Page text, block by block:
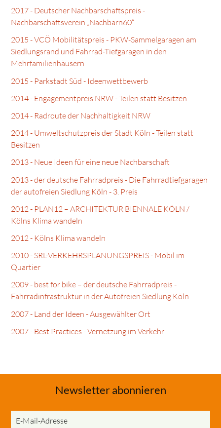
2017 - Deutscher Nachbarschaftspreis -
Nachbarschaftsverein „Nachbarn60“
2015 - VCÖ Mobilitätspreis - PKW-Sammelgaragen am
Siedlungsrand und Fahrrad-Tiefgaragen in den
Mehrfamilienhäusern
2015 - Parkstadt Süd - Ideenwettbewerb
2014 - Engagementpreis NRW - Teilen statt Besitzen
2014 - Radroute der Nachhaltigkeit NRW
2014 - Umweltschutzpreis der Stadt Köln - Teilen statt
Besitzen
2013 - Neue Ideen für eine neue Nachbarschaft
2013 - der deutsche Fahrradpreis - Die Fahrradtiefgaragen
der autofreien Siedlung Köln - 3. Preis
2012 - PLAN12 – ARCHITEKTUR BIENNALE KÖLN /
Kölns Klima wandeln
2012 - Kölns Klima wandeln
2010 - SRL-VERKEHRSPLANUNGSPREIS - Mobil im
Quartier
2009 - best for bike – der deutsche Fahrradpreis -
Fahrradinfrastruktur in der Autofreien Siedlung Köln
2007 - Land der Ideen - Ausgewählter Ort
2007 - Best Practices - Vernetzung im Verkehr
Newsletter abonnieren
Adresse